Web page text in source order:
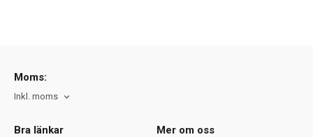
Moms:
Inkl. moms
Bra länkar Mer om oss